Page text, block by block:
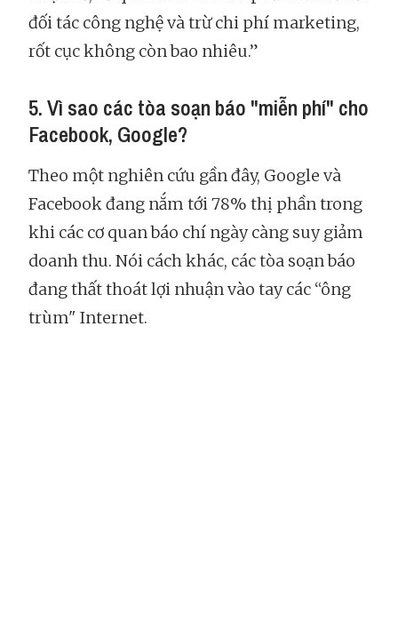
đối tác công nghệ và trừ chi phí marketing,
rốt cục không còn bao nhiêu.”
5. Vì sao các tòa soạn báo "miễn phí" cho
Facebook, Google?
Theo một nghiên cứu gần đây, Google và
Facebook đang nắm tới 78% thị phần trong
khi các cơ quan báo chí ngày càng suy giảm
doanh thu. Nói cách khác, các tòa soạn báo
đang thất thoát lợi nhuận vào tay các “ông
trùm" Internet.